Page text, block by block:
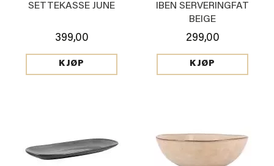
SETTEKASSE JUNE
399,00
KJØP
IBEN SERVERINGFAT
BEIGE
299,00
KJØP